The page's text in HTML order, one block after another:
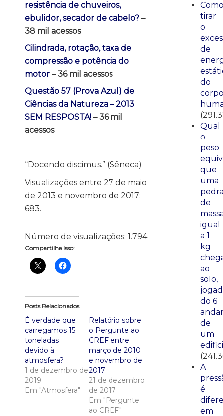
resistência de chuveiros,
ebulidor, secador de cabelo? –
38 mil acessos
Cilindrada, rotação, taxa de
compressão e potência do
motor – 36 mil acessos
Questão 57 (Prova Azul) de
Ciências da Natureza – 2013
SEM RESPOSTA! – 36 mil
acessos
“Docendo discimus.” (Sêneca)
Visualizações entre 27 de maio
de 2013 e novembro de 2017:
683.
Número de visualizações: 1.794
Compartilhe isso:
Posts Relacionados
É verdade que
carregamos 15
toneladas
devido à
atmosfera?
1 de dezembro de
2019
Em "Atmosfera"
Relatório sobre
o Pergunte ao
CREF entre
março de 2010
e novembro de
2017
21 de dezembro
de 2017
Em "Pergunte
ao CREF"
Como
tirar
o
de
do
corpo
Qual
o
peso
que
uma
pedra
de
igual
a 1
kg
ao
solo,
do 6
andar
de
um
A
é
em